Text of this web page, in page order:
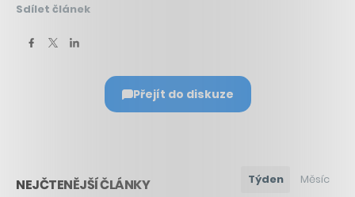
Sdílet článek
Přejít do diskuze
NEJČTENĚJŠÍ ČLÁNKY Týden Měsíc